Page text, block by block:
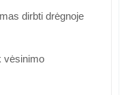
dirbti drėgnoje
vėsinimo